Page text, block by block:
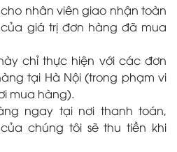
nhân viên giao nhận toàn
giá trị đơn hàng đã mua
chỉ thực hiện với các đơn
tại Hà Nội (trong phạm vi
mua hàng).
ngay tại nơi thanh toán,
chúng tôi sẽ thu tiền khi